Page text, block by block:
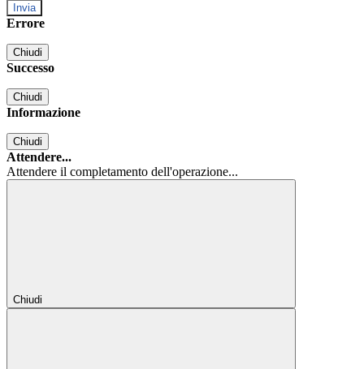
Errore
Chiudi
Successo
Chiudi
Informazione
Chiudi
Attendere...
Attendere il completamento dell'operazione...
Chiudi